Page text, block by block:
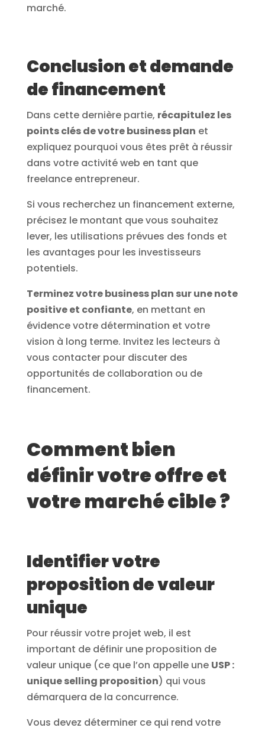
marché.
Conclusion et demande
de financement
Dans cette dernière partie, récapitulez les
points clés de votre business plan et
expliquez pourquoi vous êtes prêt à réussir
dans votre activité web en tant que
freelance entrepreneur.
Si vous recherchez un financement externe,
précisez le montant que vous souhaitez
lever, les utilisations prévues des fonds et
les avantages pour les investisseurs
potentiels.
Terminez votre business plan sur une note
positive et confiante, en mettant en
évidence votre détermination et votre
vision à long terme. Invitez les lecteurs à
vous contacter pour discuter des
opportunités de collaboration ou de
financement.
Comment bien
définir votre offre et
votre marché cible ?
Identifier votre
proposition de valeur
unique
Pour réussir votre projet web, il est
important de définir une proposition de
valeur unique (ce que l’on appelle une USP :
unique selling proposition) qui vous
démarquera de la concurrence.
Vous devez déterminer ce qui rend votre